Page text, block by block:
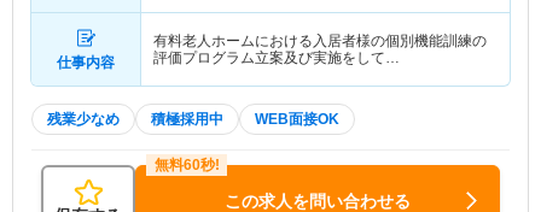
仕事内容
有料老人ホームにおける入居者様の個別機能訓練の
評価プログラム立案及び実施をして…
残業少なめ 積極採用中 WEB面接OK
この求人を問い合わせる